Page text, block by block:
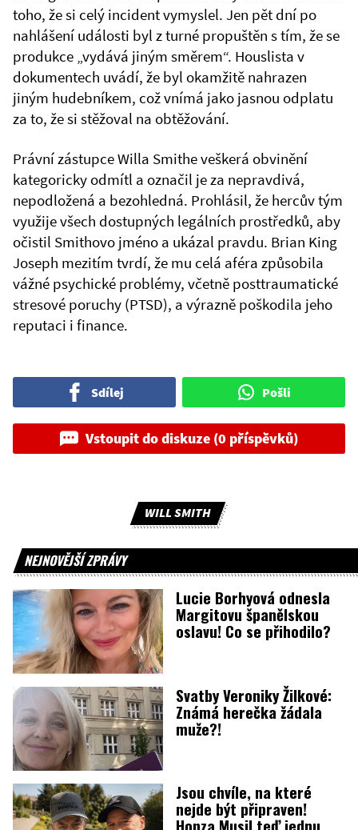
toho, že si celý incident vymyslel. Jen pět dní po
nahlášení události byl z turné propuštěn s tím, že se
produkce „vydává jiným směrem“. Houslista v
dokumentech uvádí, že byl okamžitě nahrazen
jiným hudebníkem, což vnímá jako jasnou odplatu
za to, že si stěžoval na obtěžování.
Právní zástupce Willa Smithe veškerá obvinění
kategoricky odmítl a označil je za nepravdivá,
nepodložená a bezohledná. Prohlásil, že hercův tým
využije všech dostupných legálních prostředků, aby
očistil Smithovo jméno a ukázal pravdu. Brian King
Joseph mezitím tvrdí, že mu celá aféra způsobila
vážné psychické problémy, včetně posttraumatické
stresové poruchy (PTSD), a výrazně poškodila jeho
reputaci i finance.
Sdílej Pošli
Vstoupit do diskuze (0 příspěvků)
WILL SMITH
NEJNOVĚJŠÍ ZPRÁVY
Lucie Borhyová odnesla
Margitovu španělskou
oslavu! Co se přihodilo?
Svatby Veroniky Žilkové:
Známá herečka žádala
muže?!
Jsou chvíle, na které
nejde být připraven!
Honza Musil teď jednu